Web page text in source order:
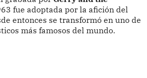
fue adoptada por la afición del
entonces se transformó en uno de
más famosos del mundo.